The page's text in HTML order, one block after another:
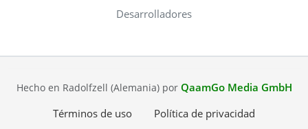
Desarrolladores
Hecho en Radolfzell (Alemania) por QaamGo Media GmbH
Términos de uso
Política de privacidad